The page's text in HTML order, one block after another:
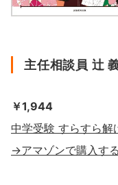
主任相談員 辻
￥1,944
中学受験 すらすら解
→アマゾンで購入する